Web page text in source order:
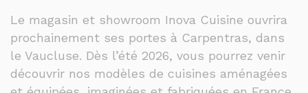
Le magasin et showroom Inova Cuisine ouvrira
prochainement ses portes à Carpentras, dans
le Vaucluse. Dès l’été 2026, vous pourrez venir
découvrir nos modèles de cuisines aménagées